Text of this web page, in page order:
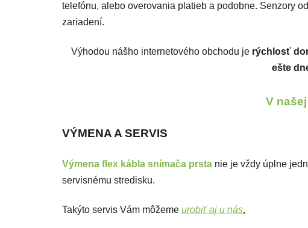
telefónu, alebo overovania platieb a podobne. Senzory
zariadení.
Výhodou nášho internetového obchodu je rýchlosť
ešte
V
VÝMENA A SERVIS
Výmena flex kábla snímača prsta nie je vždy úplne
servisnému stredisku.
Takýto servis Vám môžeme urobiť aj u nás.